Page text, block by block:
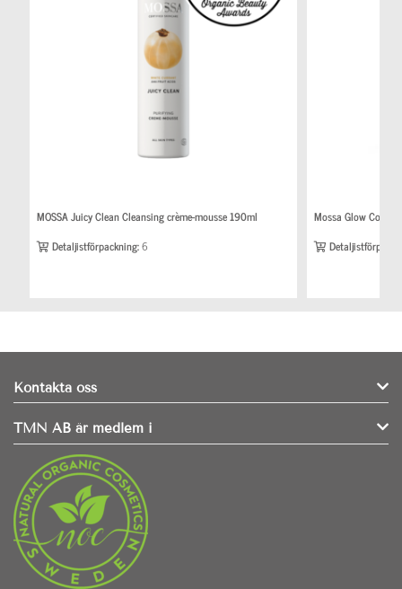
MOSSA Juicy Clean Cleansing crème-mousse 190ml
Detaljistförpackning:6
Mossa Glow
Kontakta oss
TMN AB är medlem i